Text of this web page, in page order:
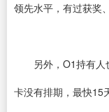
领先水平，有过获奖
另外，O1持有人
卡没有排期，最快15